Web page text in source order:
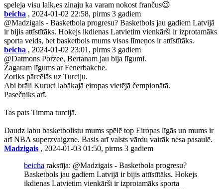
speleja visu laik,es zinaju ka varam nokost frančus😉
beicha , 2024-01-02 22:58, pirms 3 gadiem
@Madzigais - Basketbola progresu? Basketbols jau gadiem Latvijā
ir bijis attīstītāks. Hokejs ikdienas Latvietim vienkārši ir izprotamāks
sporta veids, bet basketbols mums visos līmeņos ir attīstītāks.
beicha , 2024-01-02 23:01, pirms 3 gadiem
@Datmons Porzee, Bertanam jau bija līgumi.
Žagaram līgums ar Fenerbakche.
Zoriks pārcēlās uz Turciju.
Abi brāļi Kuruci labākajā eiropas vietējā čempionātā.
Pasečņiks arī.
Tas pats Timma turcijā.
Daudz labu basketbolistu mums spēlē top Eiropas līgās un mums ir
arī NBA superzvaigzne. Basis arī valsts vārdu vairāk nesa pasaulē.
Madzigais , 2024-01-03 01:50, pirms 3 gadiem
beicha rakstīja: @Madzigais - Basketbola progresu?
Basketbols jau gadiem Latvijā ir bijis attīstītāks. Hokejs
ikdienas Latvietim vienkārši ir izprotamāks sporta